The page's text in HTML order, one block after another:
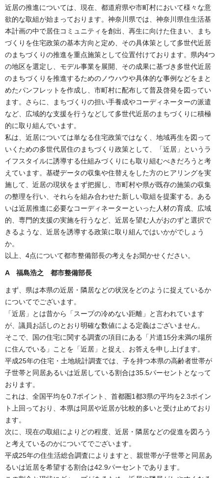
近居の推進については、現在、都道府県や市町村において様々な意
欲的な取組が始まっております。神奈川県では、神奈川県住生活基
本計画の中で居住コミュニティを創出、再生に向けた住まい、まち
づくりを住宅政策の基本方向と定め、その具体策として多世代近居
のまちづくりの推進を重点施策として位置付けております。県内4つ
の地区を選定し、モデル事業を展開、その成果に基づき多世代近居
のまちづくりを推進するためのノウハウや具体的な事例などをまと
めたパンフレットを作成し、市町村に配布して普及啓発を図ってい
ます。さらに、まちづくりの担い手養成やコーディネーターの派遣
など、広域的な支援を行うなどして多世代近居のまちづくりに積極
的に取り組んでいます。
私は、近居については単なる住宅政策ではなく、地域再生を図って
いくための多世代居住のまちづくり政策として、「近居」というラ
イフスタイルに誘導する仕組みづくりにも取り組むべきだろうと考
えています。基礎データの収集や住替えをした方のヒアリングを実
施して、近居の現状をまず把握し、市町村や県が既存の施策の収集
の整理を行い、それらを組み合わせた新しい取組を提案する。ある
いは近居推進に必要なコーディネーターといった人材の育成、広域
的、専門的支援の実施を行うなど、近居を望む人がおのずと選択で
きるような、近居を誘導する政策に取り組んではいかがでしょう
か。
以上、4点について都市整備部長の考えをお聞かせください。
A 福島浩之 都市整備部長
まず、県は本県の近居・隣居などの状況をどのように捉えているか
についてでございます。
「近居」とは昔から「スープの冷めない距離」と言われています
が、議員お話しのとおり明確な数値による定義はございません。
そこで、国の住宅に関する調査の項目にある「片道15分未満の場所
に住んでいる」ことを「近居」と捉え、お答えを申し上げます。
平成25年の住宅・土地統計調査では、子を持つ本県の高齢者世帯が
子世帯と同居あるいは近居している割合は35.5パーセントとなって
おります。
これは、全国平均を0.7ポイント、首都圏1都3県の平均を2.3ポイン
ト上回っており、本県は同居や近居が比較的多いと受け止めており
ます。
次に、現在の取組によりどの程度、近居・隣居などの促進を図ろう
と考えているのかについてでございます。
平成25年の住生活総合調査によりますと、親世帯が子世帯と同居あ
るいは近居を希望する割合は42.9パーセントであります。